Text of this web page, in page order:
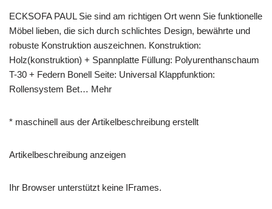
ECKSOFA PAUL Sie sind am richtigen Ort wenn Sie funktionelle
Möbel lieben, die sich durch schlichtes Design, bewährte und
robuste Konstruktion auszeichnen. Konstruktion:
Holz(konstruktion) + Spannplatte Füllung: Polyurenthanschaum
T-30 + Federn Bonell Seite: Universal Klappfunktion:
Rollensystem Bet… Mehr
* maschinell aus der Artikelbeschreibung erstellt
Artikelbeschreibung anzeigen
Ihr Browser unterstützt keine IFrames.